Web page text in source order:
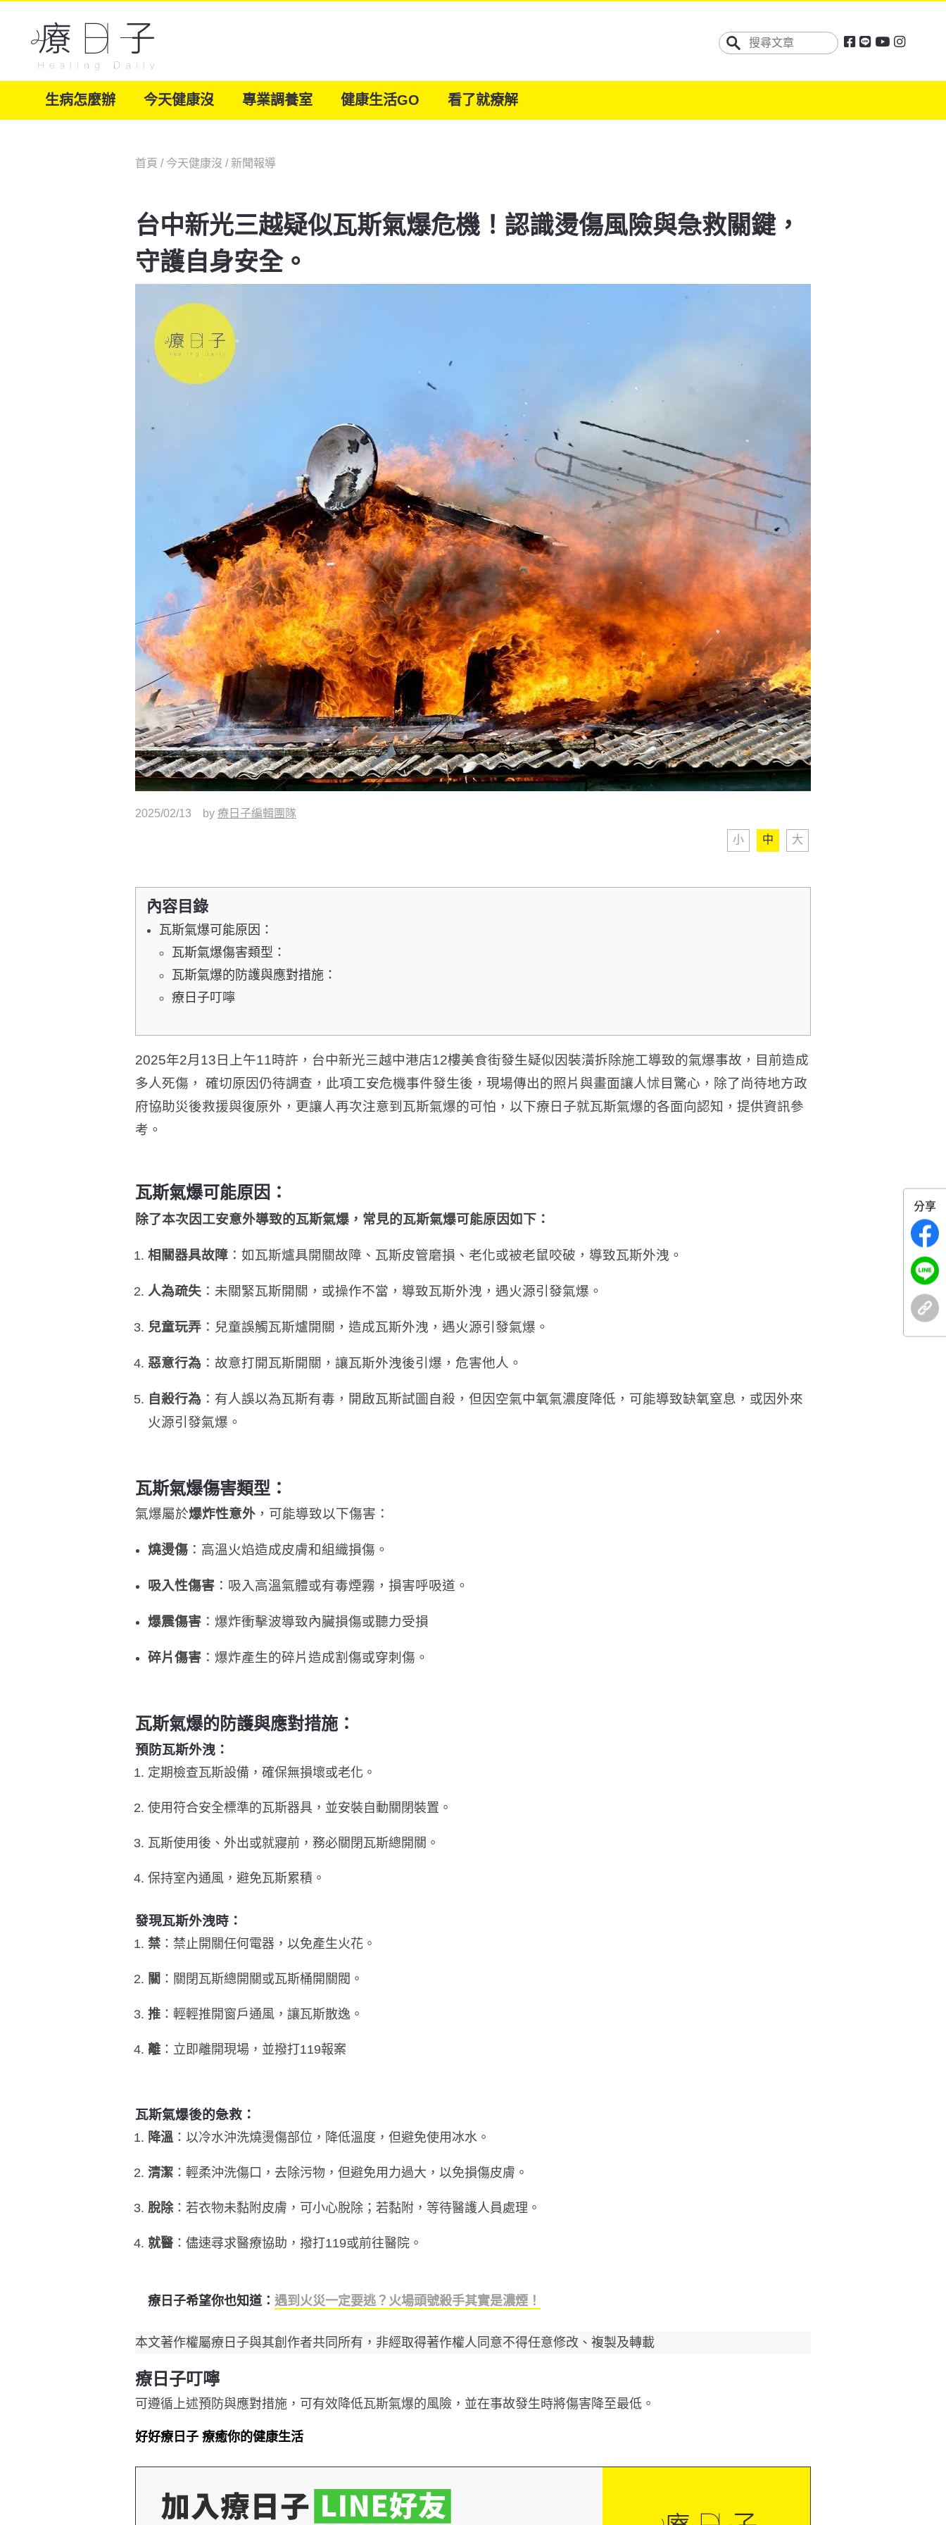
生病怎麼辦 今天健康沒 專業調養室 健康生活GO 看了就療解
首頁 / 今天健康沒 /新聞報導
台中新光三越疑似瓦斯氣爆危機！認識燙傷風險與急救關鍵，
守護自身安全。
2025/02/13 by 療日子編輯團隊
小 中 大
內容目錄
瓦斯氣爆可能原因：
瓦斯氣爆傷害類型：
瓦斯氣爆的防護與應對措施：
療日子叮嚀
2025年2月13日上午11時許，台中新光三越中港店12樓美食街發生疑似因裝潢拆除施工導致的氣爆事故，目前造成
多人死傷， 確切原因仍待調查，此項工安危機事件發生後，現場傳出的照片與畫面讓人怵目驚心，除了尚待地方政
府協助災後救援與復原外，更讓人再次注意到瓦斯氣爆的可怕，以下療日子就瓦斯氣爆的各面向認知，提供資訊參
考。
瓦斯氣爆可能原因：
除了本次因工安意外導致的瓦斯氣爆，常見的瓦斯氣爆可能原因如下：
相關器具故障 ：如瓦斯爐具開關故障、瓦斯皮管磨損、老化或被老鼠咬破，導致瓦斯外洩。
人為疏失 ：未關緊瓦斯開關，或操作不當，導致瓦斯外洩，遇火源引發氣爆。
兒童玩弄 ：兒童誤觸瓦斯爐開關，造成瓦斯外洩，遇火源引發氣爆。
惡意行為 ：故意打開瓦斯開關，讓瓦斯外洩後引爆，危害他人。
自殺行為 ：有人誤以為瓦斯有毒，開啟瓦斯試圖自殺，但因空氣中氧氣濃度降低，可能導致缺氧窒息，或因外來
火源引發氣爆。
瓦斯氣爆傷害類型：
氣爆屬於爆炸性意外 ，可能導致以下傷害：
燒燙傷 ：高溫火焰造成皮膚和組織損傷。
吸入性傷害 ：吸入高溫氣體或有毒煙霧，損害呼吸道。
爆震傷害 ：爆炸衝擊波導致內臟損傷或聽力受損
碎片傷害 ：爆炸產生的碎片造成割傷或穿刺傷。
瓦斯氣爆的防護與應對措施：
預防瓦斯外洩：
定期檢查瓦斯設備，確保無損壞或老化。
使用符合安全標準的瓦斯器具，並安裝自動關閉裝置。
瓦斯使用後、外出或就寢前，務必關閉瓦斯總開關。
保持室內通風，避免瓦斯累積。
發現瓦斯外洩時：
禁 ：禁止開關任何電器，以免產生火花。
關 ：關閉瓦斯總開關或瓦斯桶開關閥。
推 ：輕輕推開窗戶通風，讓瓦斯散逸。
離 ：立即離開現場，並撥打119報案
瓦斯氣爆後的急救：
降溫 ：以冷水沖洗燒燙傷部位，降低溫度，但避免使用冰水。
清潔 ：輕柔沖洗傷口，去除污物，但避免用力過大，以免損傷皮膚。
脫除：若衣物未黏附皮膚，可小心脫除；若黏附，等待醫護人員處理。
就醫 ：儘速尋求醫療協助，撥打119或前往醫院。
療日子希望你也知道： 遇到火災一定要逃？火場頭號殺手其實是濃煙！
本文著作權屬療日子與其創作者共同所有，非經取得著作權人同意不得任意修改、複製及轉載
療日子叮嚀
可遵循上述預防與應對措施，可有效降低瓦斯氣爆的風險，並在事故發生時將傷害降至最低。
好好療日子 療癒你的健康生活
分享